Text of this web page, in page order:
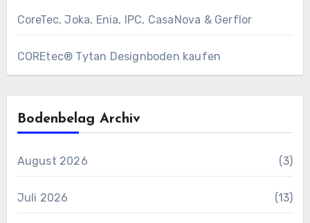
CoreTec, Joka, Enia, IPC, CasaNova & Gerflor
COREtec® Tytan Designboden kaufen
Bodenbelag Archiv
August 2026 (3)
Juli 2026 (13)